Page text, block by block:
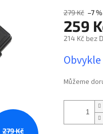
279 Kč
279 Kč –7 %
259
214 Kč bez
cena:
Můžeme